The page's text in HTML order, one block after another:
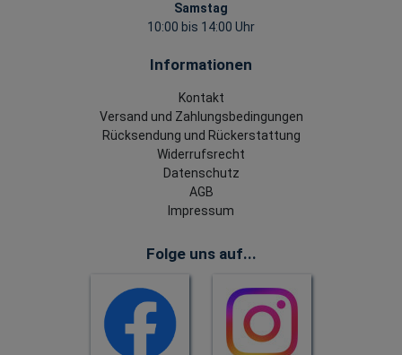
Samstag
10:00 bis 14:00 Uhr
Informationen
Kontakt
Versand und Zahlungsbedingungen
Rücksendung und Rückerstattung
Widerrufsrecht
Datenschutz
AGB
Impressum
Folge uns auf...